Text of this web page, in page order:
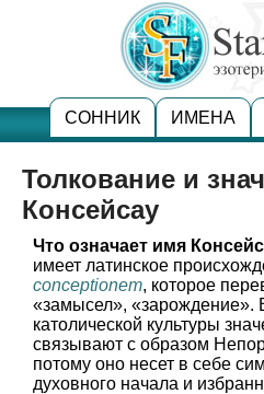
СОННИК ИМЕНА
Толкование и
Консейсау
Что означает имя
имеет латинское
conceptionem, которое
«замысел», «зарождение».
католической культуры
связывают с образом
потому оно несет в себе
духовного начала и